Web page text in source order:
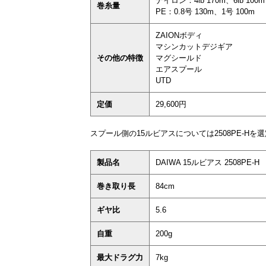
巻糸量
PE：0.8号 130m、1号 100m
その他の特徴
ZAIONボディ
マシンカットデジギア
マグシールド
エアスプール
UTD
定価 29,600円
スプール側の15ルビアスについては2508PE-Hを選
製品名 DAIWA 15ルビアス 2508PE-H
巻き取り長 84cm
ギヤ比 5.6
自重 200g
最大ドラグ力 7kg